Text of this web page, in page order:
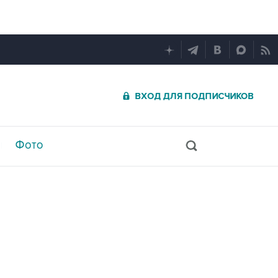
ВХОД ДЛЯ ПОДПИСЧИКОВ
Фото